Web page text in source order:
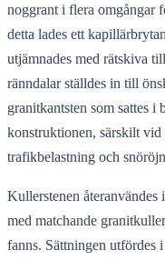
noggrant i flera omgångar
detta lades ett
utjämnades med rätskiva
ränndalar ställdes in till
granitkantsten som sattes i
konstruktionen, särskilt
trafikbelastning och
Kullerstenen
med matchande
fanns. Sättningen utfördes